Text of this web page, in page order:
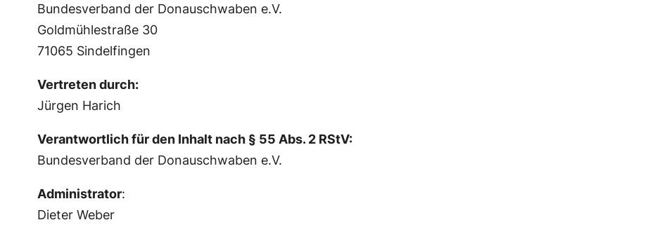
Bundesverband der Donauschwaben e.V.
Goldmühlestraße 30
71065 Sindelfingen
Vertreten durch:
Jürgen Harich
Verantwortlich für den Inhalt nach § 55 Abs. 2 RStV:
Bundesverband der Donauschwaben e.V.
Administrator:
Dieter Weber